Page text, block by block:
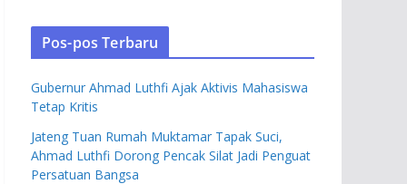
Pos-pos Terbaru
Gubernur Ahmad Luthfi Ajak Aktivis Mahasiswa
Tetap Kritis
Jateng Tuan Rumah Muktamar Tapak Suci,
Ahmad Luthfi Dorong Pencak Silat Jadi Penguat
Persatuan Bangsa